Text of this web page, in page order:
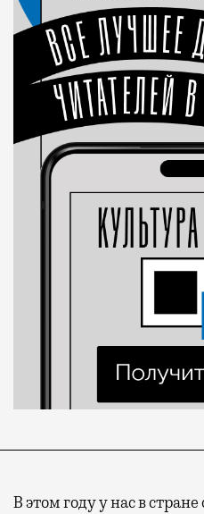
В этом году у нас в